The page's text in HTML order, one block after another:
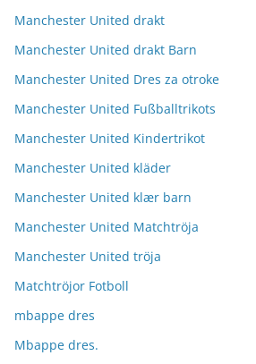
Manchester United drakt
Manchester United drakt Barn
Manchester United Dres za otroke
Manchester United Fußballtrikots
Manchester United Kindertrikot
Manchester United kläder
Manchester United klær barn
Manchester United Matchtröja
Manchester United tröja
Matchtröjor Fotboll
mbappe dres
Mbappe dres.